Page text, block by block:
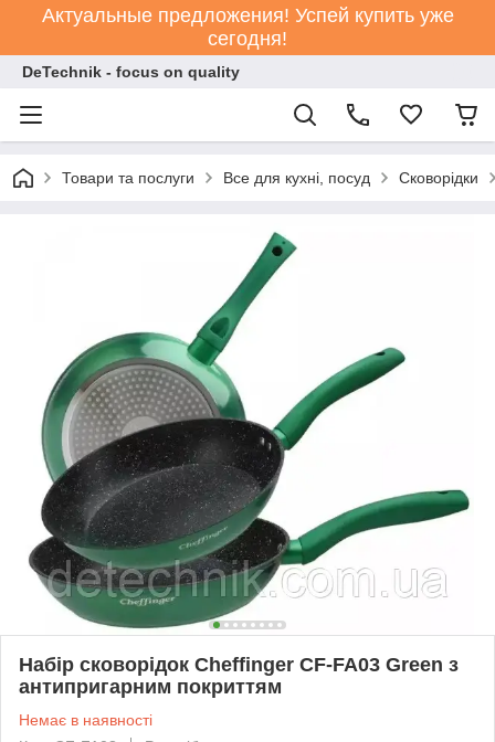
Актуальные предложения! Успей купить уже
сегодня!
DeTechnik - focus on quality
Товари та послуги Все для кухні, посуд Сковорідки
Набір сковорідок Cheffinger CF-FA03 Green з
антипригарним покриттям
Немає в наявності